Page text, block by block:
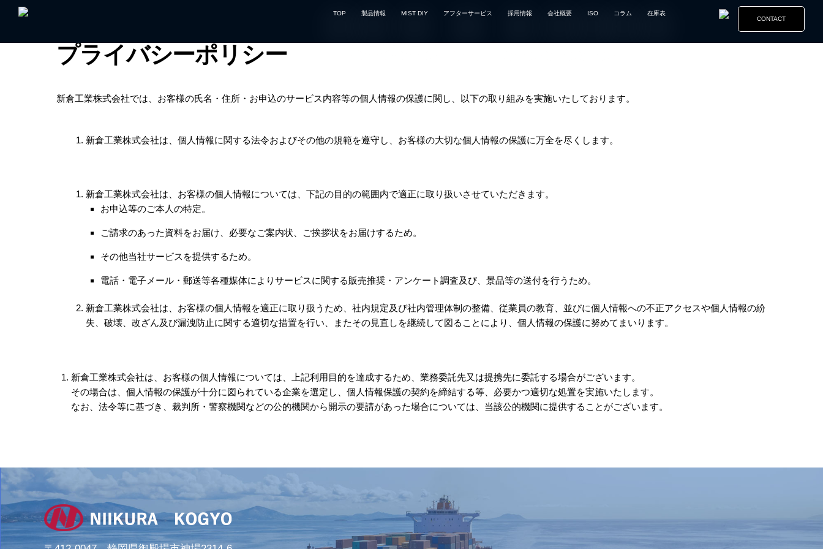
TOP 製品情報 MIST DIY アフターサービス 採用情報 会社概要 ISO コラム
在庫表
CONTACT
プライバシーポリシー
新倉工業株式会社では、お客様の氏名・住所・お申込のサービス内容等の個人情報の保護に関し、以下の取り組みを実施いたしております。
新倉工業株式会社は、個人情報に関する法令およびその他の規範を遵守し、お客様の大切な個人情報の保護に万全を尽くします。
新倉工業株式会社は、お客様の個人情報については、下記の目的の範囲内で適正に取り扱いさせていただきます。
お申込等のご本人の特定。
ご請求のあった資料をお届け、必要なご案内状、ご挨拶状をお届けするため。
その他当社サービスを提供するため。
電話・電子メール・郵送等各種媒体によりサービスに関する販売推奨・アンケート調査及び、景品等の送付を行うため。
新倉工業株式会社は、お客様の個人情報を適正に取り扱うため、社内規定及び社内管理体制の整備、従業員の教育、並びに個人情報への不正アクセスや個人情報の紛
失、破壊、改ざん及び漏洩防止に関する適切な措置を行い、またその見直しを継続して図ることにより、個人情報の保護に努めてまいります。
新倉工業株式会社は、お客様の個人情報については、上記利用目的を達成するため、業務委託先又は提携先に委託する場合がございます。
その場合は、個人情報の保護が十分に図られている企業を選定し、個人情報保護の契約を締結する等、必要かつ適切な処置を実施いたします。
なお、法令等に基づき、裁判所・警察機関などの公的機関から開示の要請があった場合については、当該公的機関に提供することがございます。